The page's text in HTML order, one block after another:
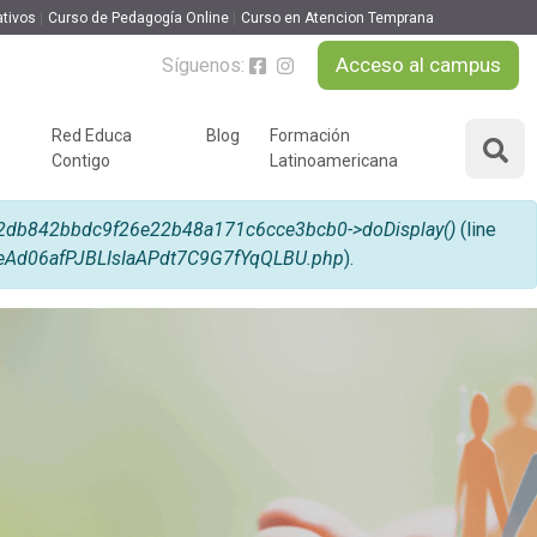
Curso de Pedagogía Online Curso en Atencion Temprana
Síguenos: Acceso al campus
ÁREAS DE FORMACIÓN
Desarrollo Personal y
Liderazgo
Red Educa
Contigo
podcast
Blog
Formación
Latinoamericana
>doDisplay() (line
).